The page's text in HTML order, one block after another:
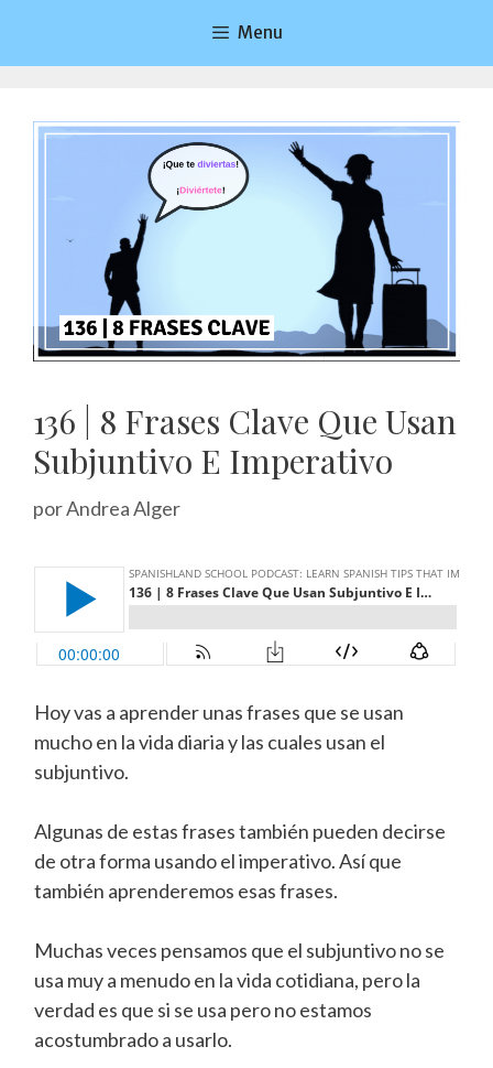
contenido
Menu
136 | 8 Frases Clave Que Usan
Subjuntivo E Imperativo
porAndrea Alger
Hoy vas a aprender unas frases que se usan
mucho en la vida diaria y las cuales usan el
subjuntivo.
Algunas de estas frases también pueden decirse
de otra forma usando el imperativo. Así que
también aprenderemos esas frases.
Muchas veces pensamos que el subjuntivo no se
usa muy a menudo en la vida cotidiana, pero la
verdad es que si se usa pero no estamos
acostumbrado a usarlo.